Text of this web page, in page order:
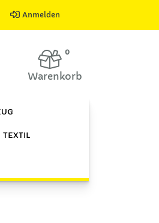
Anmelden
0
Warenkorb
TEXTIL